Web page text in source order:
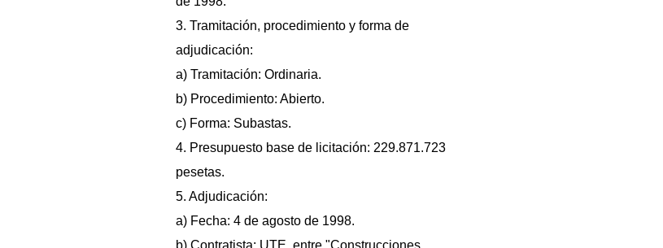
3. Tramitación, procedimiento y forma de
adjudicación:
a) Tramitación: Ordinaria.
b) Procedimiento: Abierto.
c) Forma: Subastas.
4. Presupuesto base de licitación: 229.871.723
pesetas.
5. Adjudicación:
a) Fecha: 4 de agosto de 1998.
b) Contratista: UTE, entre "Construcciones